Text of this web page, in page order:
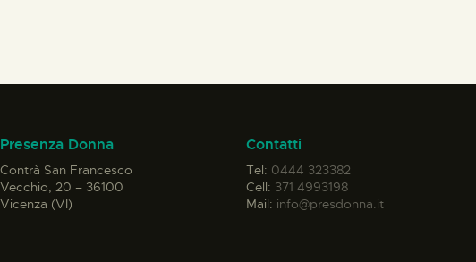
Presenza Donna
Contrà San Francesco
Vecchio, 20 – 36100
Vicenza (VI)
Contatti
Tel: 0444 323382
Cell: 371 4993198
Mail: info@presdonna.it